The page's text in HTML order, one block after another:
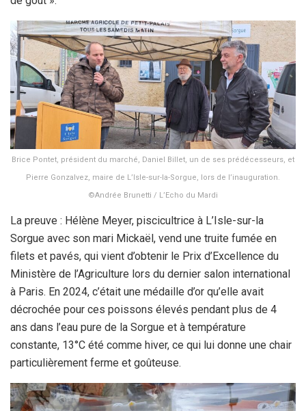
Brice Pontet, président du marché, Daniel Billet, un de ses prédécesseurs, et
Pierre Gonzalvez, maire de L’Isle-sur-la-Sorgue, lors de l’inauguration.
©Andrée Brunetti / L’Echo du Mardi
La preuve : Hélène Meyer, piscicultrice à L’Isle-sur-la
Sorgue avec son mari Mickaël, vend une truite fumée en
filets et pavés, qui vient d’obtenir le Prix d’Excellence du
Ministère de l’Agriculture lors du dernier salon international
à Paris. En 2024, c’était une médaille d’or qu’elle avait
décrochée pour ces poissons élevés pendant plus de 4
ans dans l’eau pure de la Sorgue et à température
constante, 13°C été comme hiver, ce qui lui donne une chair
particulièrement ferme et goûteuse.